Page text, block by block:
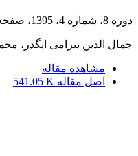
دوره 8، شماره 4، 1395، صفحه
جمال الدین بیرامی ایگدر،
مشاهده مقاله
اصل مقاله 541.05 K